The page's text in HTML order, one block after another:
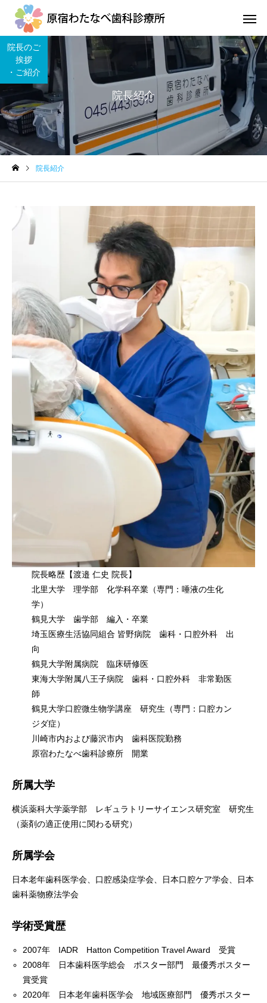
地域医療連携室 訪問診
口腔ケアとカンジタ症 外来診
院長紹介
院長のご
挨拶
・ご紹介
院長紹介
院長略歴【渡邉 仁史 院長】
北里大学 理学部 化学科卒業（専門：唾液の生化
学）
鶴見大学 歯学部 編入・卒業
埼玉医療生活協同組合 皆野病院 歯科・口腔外科 出
向
鶴見大学附属病院 臨床研修医
東海大学附属八王子病院 歯科・口腔外科 非常勤医
師
鶴見大学口腔微生物学講座 研究生（専門：口腔カン
ジダ症）
川崎市内および藤沢市内 歯科医院勤務
原宿わたなべ歯科診療所 開業
所属大学
横浜薬科大学薬学部 レギュラトリーサイエンス研究室 研究生
（薬剤の適正使用に関わる研究）
所属学会
日本老年歯科医学会、口腔感染症学会、日本口腔ケア学会、日本
歯科薬物療法学会
学術受賞歴
2007年 IADR Hatton Competition Travel Award 受賞
2008年 日本歯科医学総会 ポスター部門 最優秀ポスター
賞受賞
2020年 日本老年歯科医学会 地域医療部門 優秀ポスター